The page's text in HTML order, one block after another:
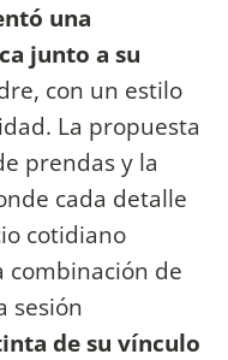
una
junto a su
con un estilo
La propuesta
prendas y la
cada detalle
cotidiano
combinación de
sesión
de su vínculo